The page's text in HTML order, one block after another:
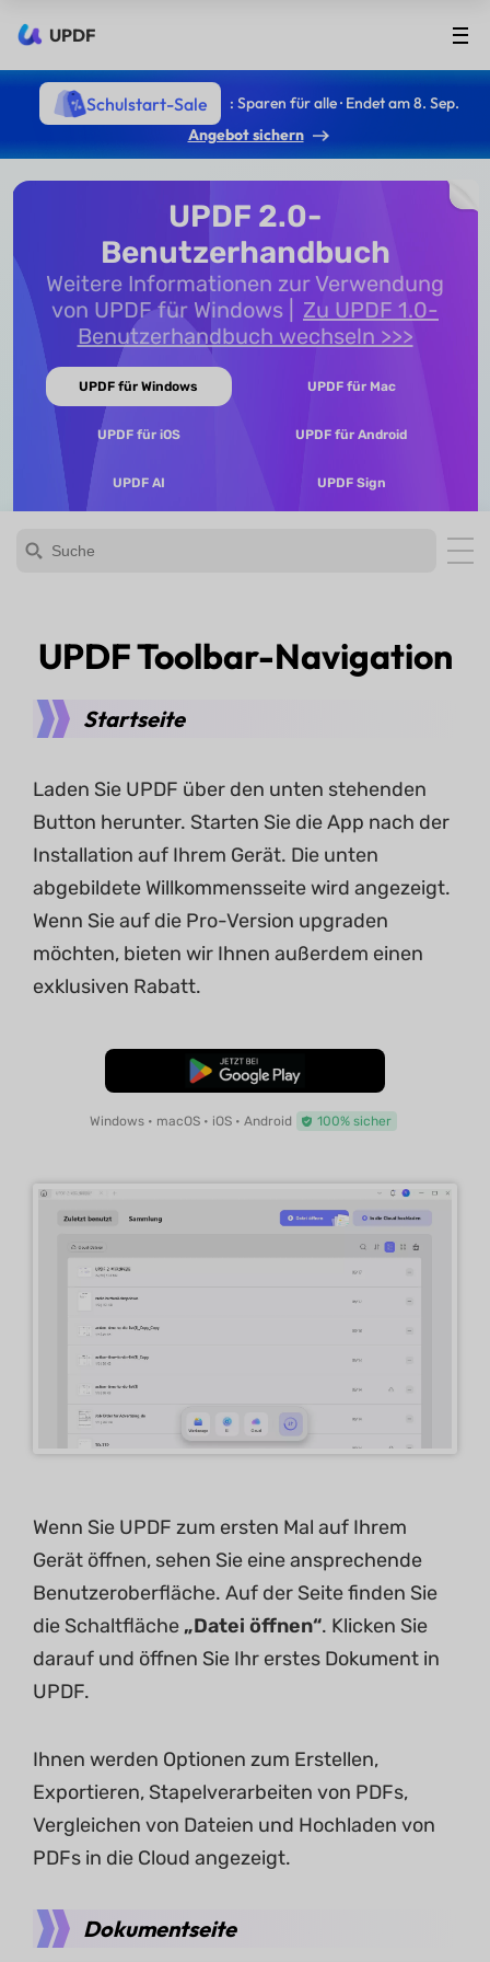
UPDF
Schulstart-Sale
: Sparen für alle · Endet am 8. Sep.
Angebot sichern
UPDF 2.0-
Benutzerhandbuch
Weitere Informationen zur Verwendung
von UPDF für Windows
Zu UPDF 1.0-
Benutzerhandbuch wechseln >>>
UPDF für Windows UPDF für Mac
UPDF für iOS UPDF für Android
UPDF AI UPDF Sign
UPDF Toolbar-Navigation
Startseite
Laden Sie UPDF über den unten stehenden
Button herunter. Starten Sie die App nach der
Installation auf Ihrem Gerät. Die unten
abgebildete Willkommensseite wird angezeigt.
Wenn Sie auf die Pro-Version upgraden
möchten, bieten wir Ihnen außerdem einen
exklusiven Rabatt.
Kostenloser Download
Windows • macOS • iOS • Android 100% sicher
Wenn Sie UPDF zum ersten Mal auf Ihrem
Gerät öffnen, sehen Sie eine ansprechende
Benutzeroberfläche. Auf der Seite finden Sie
die Schaltfläche „Datei öffnen“. Klicken Sie
darauf und öffnen Sie Ihr erstes Dokument in
UPDF.
Ihnen werden Optionen zum Erstellen,
Exportieren, Stapelverarbeiten von PDFs,
Vergleichen von Dateien und Hochladen von
PDFs in die Cloud angezeigt.
Dokumentseite